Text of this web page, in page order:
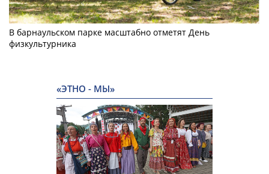
В барнаульском парке масштабно отметят День
физкультурника
«ЭТНО - МЫ»